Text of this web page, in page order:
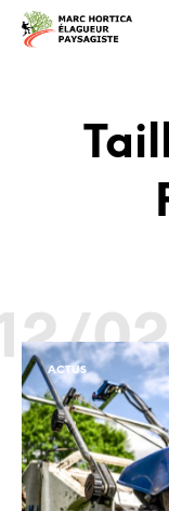
02
ACTUS